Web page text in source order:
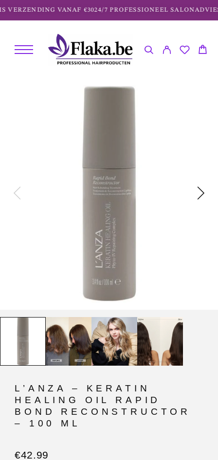
VERZENDING VANAF €3024/7 PROFESSIONEEL SALONADVIES
L’ANZA – KERATIN
HEALING OIL RAPID
BOND RECONSTRUCTOR
– 100 ML
€42.99